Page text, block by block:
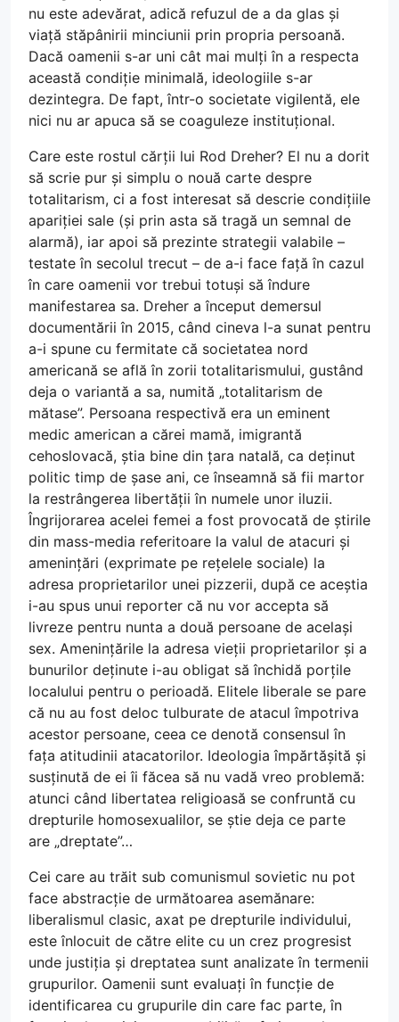
nu este adevărat, adică refuzul de a da glas și
viață stăpânirii minciunii prin propria persoană.
Dacă oamenii s-ar uni cât mai mulți în a respecta
această condiție minimală, ideologiile s-ar
dezintegra. De fapt, într-o societate vigilentă, ele
nici nu ar apuca să se coaguleze instituțional.
Care este rostul cărții lui Rod Dreher? El nu a dorit
să scrie pur și simplu o nouă carte despre
totalitarism, ci a fost interesat să descrie condițiile
apariției sale (și prin asta să tragă un semnal de
alarmă), iar apoi să prezinte strategii valabile –
testate în secolul trecut – de a-i face față în cazul
în care oamenii vor trebui totuși să îndure
manifestarea sa. Dreher a început demersul
documentării în 2015, când cineva l-a sunat pentru
a-i spune cu fermitate că societatea nord
americană se află în zorii totalitarismului, gustând
deja o variantă a sa, numită „totalitarism de
mătase”. Persoana respectivă era un eminent
medic american a cărei mamă, imigrantă
cehoslovacă, știa bine din țara natală, ca deținut
politic timp de șase ani, ce înseamnă să fii martor
la restrângerea libertății în numele unor iluzii.
Îngrijorarea acelei femei a fost provocată de știrile
din mass-media referitoare la valul de atacuri și
amenințări (exprimate pe rețelele sociale) la
adresa proprietarilor unei pizzerii, după ce aceștia
i-au spus unui reporter că nu vor accepta să
livreze pentru nunta a două persoane de același
sex. Amenințările la adresa vieții proprietarilor și a
bunurilor deținute i-au obligat să închidă porțile
localului pentru o perioadă. Elitele liberale se pare
că nu au fost deloc tulburate de atacul împotriva
acestor persoane, ceea ce denotă consensul în
fața atitudinii atacatorilor. Ideologia împărtășită și
susținută de ei îi făcea să nu vadă vreo problemă:
atunci când libertatea religioasă se confruntă cu
drepturile homosexualilor, se știe deja ce parte
are „dreptate”…
Cei care au trăit sub comunismul sovietic nu pot
face abstracție de următoarea asemănare:
liberalismul clasic, axat pe drepturile individului,
este înlocuit de către elite cu un crez progresist
unde justiția și dreptatea sunt analizate în termenii
grupurilor. Oamenii sunt evaluați în funcție de
identificarea cu grupurile din care fac parte, în